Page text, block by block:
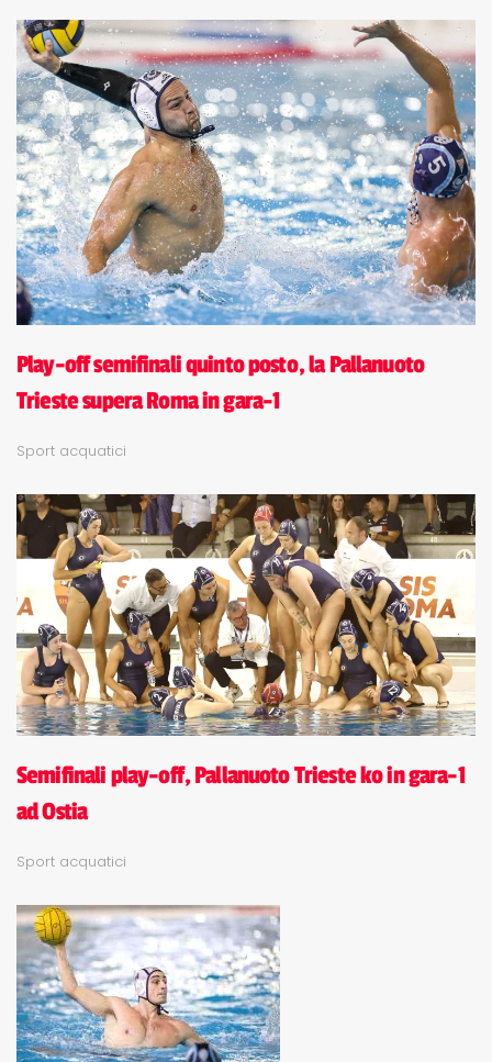
Play-off semifinali quinto posto, la Pallanuoto
Trieste supera Roma in gara-1
Sport acquatici
Semifinali play-off, Pallanuoto Trieste ko in gara-1
ad Ostia
Sport acquatici